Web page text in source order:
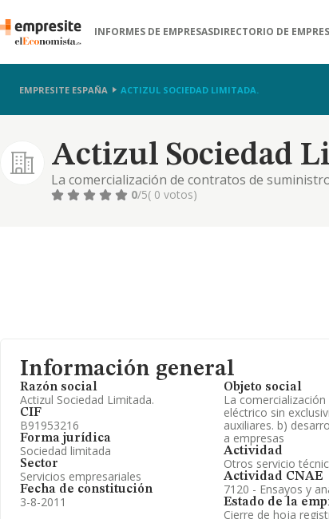
INFORMES DE EMPRESASDIRECTORIO DE
EMPRESITE ESPAÑA ACTIZUL SOCIEDAD LIMITADA.
Actizul Sociedad
La comercialización de contratos de
auxiliares. b) desarrollo de actividades de
0/5( 0 votos)
Información general
Razón social
Actizul Sociedad Limitada.
CIF
B91953216
Forma jurídica
Sociedad limitada
Sector
Servicios empresariales
Fecha de constitución
3-8-2011
Objeto social
La
eléctrico sin
auxiliares. b)
a empresas
Actividad
Otros servicio
Actividad CNAE
7120 - Ensayos y
Estado de la
Cierre de hoja